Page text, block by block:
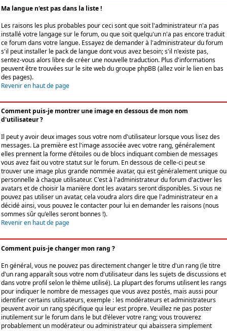
Ma langue n'est pas dans la liste !
Les raisons les plus probables pour ceci sont que soit l'administrateur n'a pas
installé votre langage sur le forum, ou que soit quelqu'un n'a pas encore traduit
ce forum dans votre langue. Essayez de demander à l'administrateur du forum
s'il peut installer le pack de langue dont vous avez besoin; s'il n'existe pas,
sentez-vous alors libre de créer une nouvelle traduction. Plus d'informations
peuvent être trouvées sur le site web du groupe phpBB (allez voir le lien en bas
des pages).
Revenir en haut de page
Comment puis-je montrer une image en dessous de mon nom
d'utilisateur ?
Il peut y avoir deux images sous votre nom d'utilisateur lorsque vous lisez des
messages. La première est l'image associée avec votre rang, généralement
elles prennent la forme d'étoiles ou de blocs indiquant combien de messages
vous avez fait ou votre statut sur le forum. En dessous de celle-ci peut se
trouver une image plus grande nommée avatar, qui est généralement unique ou
personnelle à chaque utilisateur. C'est à l'administrateur du forum d'activer les
avatars et de choisir la manière dont les avatars seront disponibles. Si vous ne
pouvez pas utiliser un avatar, cela voudra alors dire que l'administrateur en a
décidé ainsi, vous pouvez le contacter pour lui en demander les raisons (nous
sommes sûr qu'elles seront bonnes !).
Revenir en haut de page
Comment puis-je changer mon rang ?
En général, vous ne pouvez pas directement changer le titre d'un rang (le titre
d'un rang apparaît sous votre nom d'utilisateur dans les sujets de discussions et
dans votre profil selon le thème utilisé). La plupart des forums utilisent les rangs
pour indiquer le nombre de messages que vous avez postés, mais aussi pour
identifier certains utilisateurs, exemple : les modérateurs et administrateurs
peuvent avoir un rang spécifique qui leur est propre. Veuillez ne pas poster
inutilement sur le forum dans le but d'élever votre rang; vous trouverez
probablement un modérateur ou administrateur qui abaissera simplement